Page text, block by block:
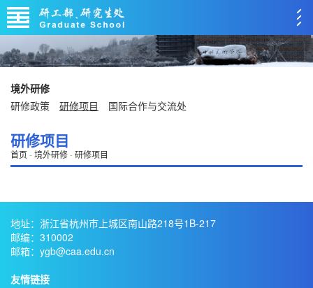
境外研修
研修政策
研修项目 国际合作与交流处
研修项目
首页-境外研修-研修项目
地址：浙江省杭州市上城区南山路218号1B-217
邮编：310002
邮箱：ygb@caa.edu.cn
友情链接